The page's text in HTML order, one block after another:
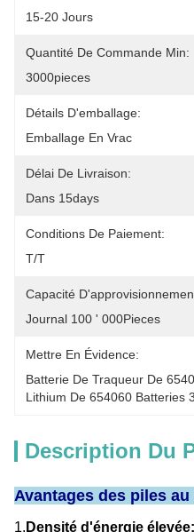
15-20 Jours
Quantité De Commande Min:
3000pieces
Détails D'emballage:
Emballage En Vrac
Délai De Livraison:
Dans 15days
Conditions De Paiement:
T/T
Capacité
Journal 100 ' 000Pieces
Mettre En Évidence:
Batterie De Traqueur De
Lithium De 654060 Batteries 3
Description Du
Avantages des piles
1. Densité d'énergie élevée: